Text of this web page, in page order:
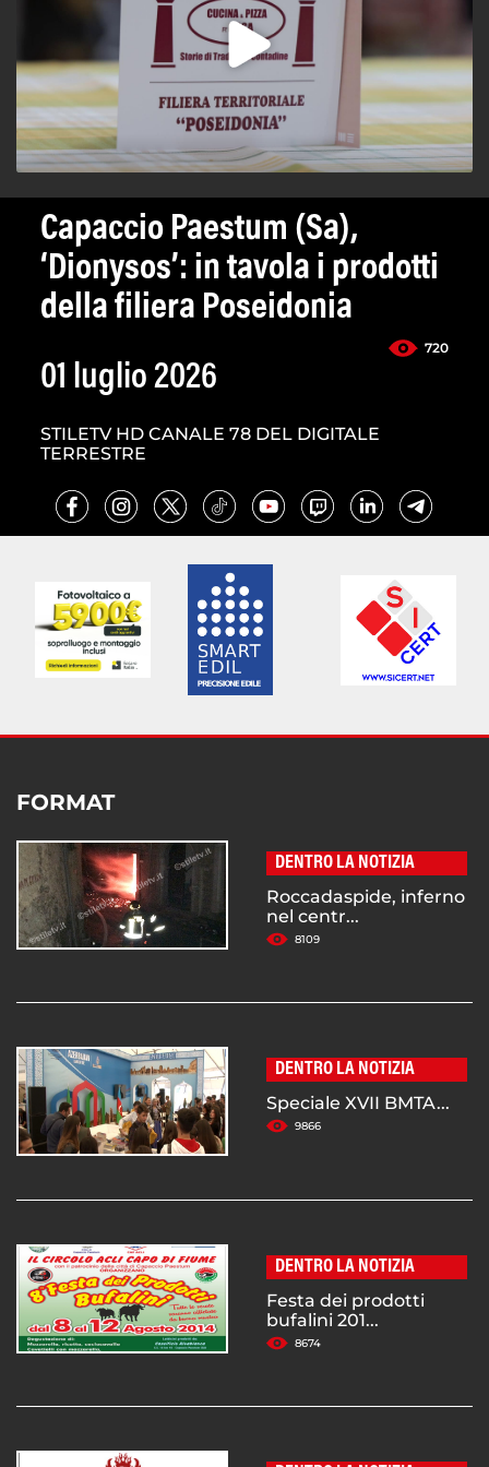
Capaccio Paestum (Sa),
‘Dionysos’: in tavola i prodotti
della filiera Poseidonia
720
01 luglio 2026
STILETV HD CANALE 78 DEL DIGITALE
TERRESTRE
FORMAT
DENTRO LA NOTIZIA
Roccadaspide, inferno
nel centr...
8109
DENTRO LA NOTIZIA
Speciale XVII BMTA...
9866
DENTRO LA NOTIZIA
Festa dei prodotti
bufalini 201...
8674